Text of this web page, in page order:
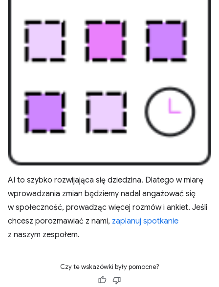
AI to szybko rozwijająca się dziedzina. Dlatego w miarę
wprowadzania zmian będziemy nadal angażować się
w społeczność, prowadząc więcej rozmów i ankiet. Jeśli
chcesz porozmawiać z nami, zaplanuj spotkanie
z naszym zespołem.
Czy te wskazówki były pomocne?